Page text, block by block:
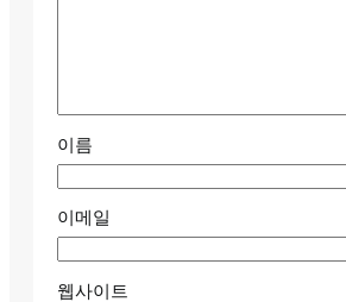
이름
이메일
웹사이트